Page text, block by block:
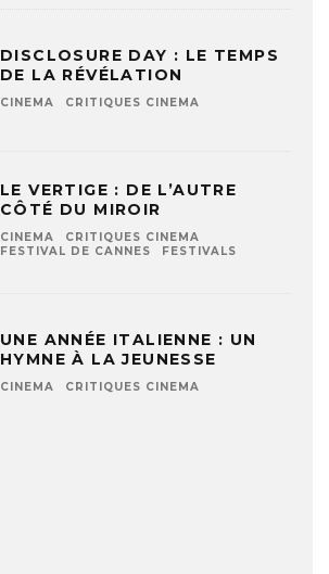
DISCLOSURE DAY : LE TEMPS
DE LA RÉVÉLATION
CINEMA CRITIQUES CINEMA
LE VERTIGE : DE L’AUTRE
CÔTÉ DU MIROIR
CINEMA
CRITIQUES CINEMA
FESTIVAL DE CANNES
FESTIVALS
UNE ANNÉE ITALIENNE : UN
HYMNE À LA JEUNESSE
CINEMA CRITIQUES CINEMA